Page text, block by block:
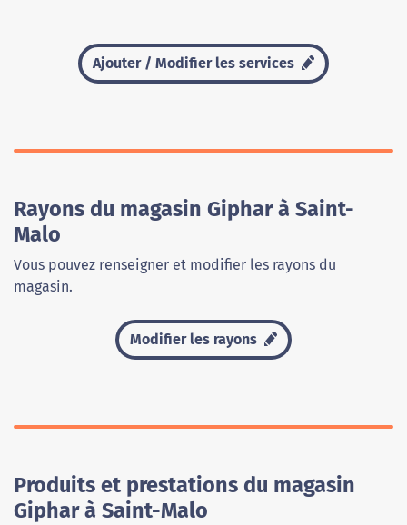
Ajouter / Modifier les services
Rayons du magasin Giphar à Saint-
Malo
Vous pouvez renseigner et modifier les rayons du
magasin.
Modifier les rayons
Produits et prestations du magasin
Giphar à Saint-Malo